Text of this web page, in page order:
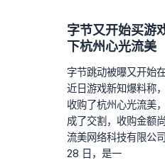
字节又开始买游
下杭州心光流美
字节跳动被曝又开始
近日游戏新知爆料称
收购了杭州心光流美
成了交割，收购金额
流美网络科技有限公
28 日，是一